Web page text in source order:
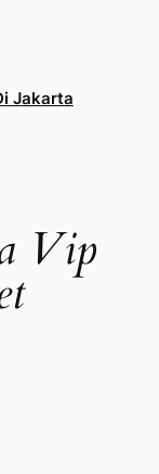
Jakarta
Vip